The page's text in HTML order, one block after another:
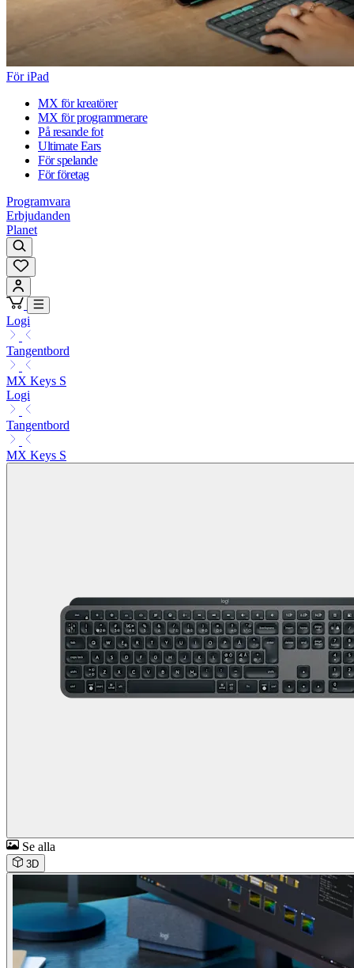
För iPad
MX för kreatörer
MX för programmerare
På resande fot
Ultimate Ears
För spelande
För företag
Programvara
Erbjudanden
Planet
Logi
Tangentbord
MX Keys S
Logi
Tangentbord
MX Keys S
Se alla
3D